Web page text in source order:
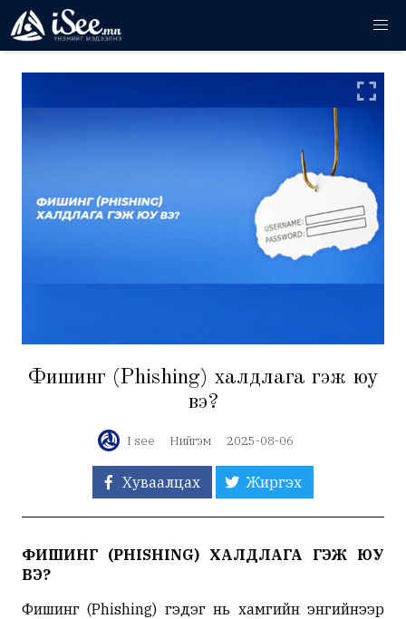
Фишинг (Phishing) халдлага гэж юу
вэ?
I see Нийгэм 2025-08-06
Хуваалцах Жиргэх
ФИШИНГ (PHISHING) ХАЛДЛАГА ГЭЖ ЮУ
ВЭ?
Фишинг (Phishing) гэдэг нь хамгийн энгийнээр